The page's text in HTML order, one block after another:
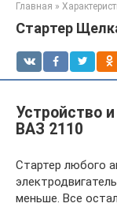
Главная »
Стартер
Устройство
ВАЗ 2110
Стартер любого
меньше. Все